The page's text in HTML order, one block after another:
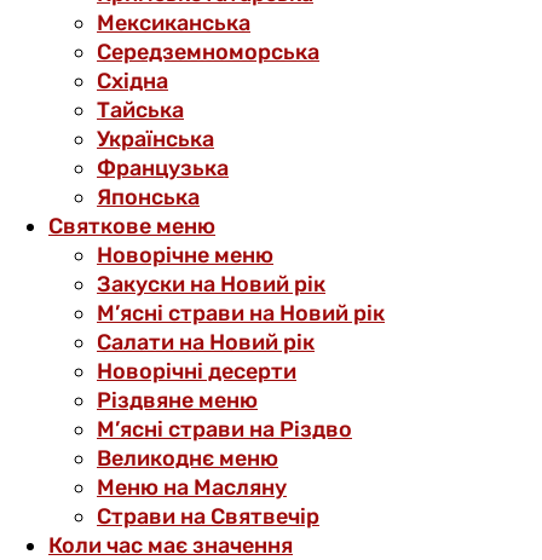
Мексиканська
Середземноморська
Східна
Тайська
Українська
Французька
Японська
Святкове меню
Новорічне меню
Закуски на Новий рік
М’ясні страви на Новий рік
Салати на Новий рік
Новорічні десерти
Різдвяне меню
М’ясні страви на Різдво
Великоднє меню
Меню на Масляну
Страви на Святвечір
Коли час має значення